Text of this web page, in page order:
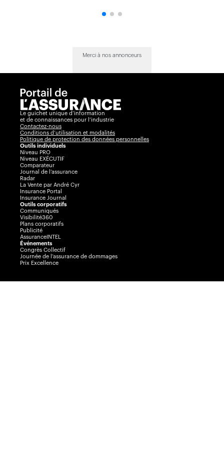
Merci à nos annonceurs
Le guichet unique d’information
et de connaissances pour l’industrie
Contactez-nous
Conditions d’utilisation et modalités
Politique de protection des données personnelles
Outils individuels
Niveau PRO
Niveau EXÉCUTIF
Comparateur
Journal de l’assurance
Radar
La Vente par André Cyr
Insurance Portal
Insurance Journal
Outils corporatifs
Communiqués
Visibilité360
Plans corporatifs
Publicité
AssuranceINTEL
Événements
Congrès Collectif
Journée de l’assurance de dommages
Prix Excellence